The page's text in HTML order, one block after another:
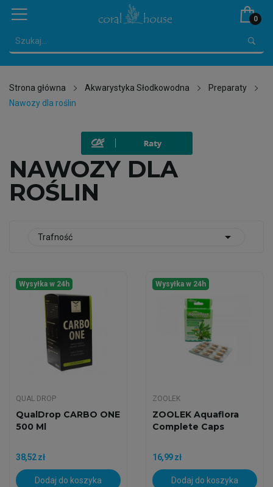
0
Strona główna Akwarystyka Słodkowodna
Preparaty
Nawozy dla roślin
NAWOZY DLA
ROŚLIN
Trafność 
Wysyłka w 24h
QUAL DROP
QualDrop CARBO ONE
500 Ml
38,52 zł
Dodaj do koszyka
Wysyłka w 24h
ZOOLEK
ZOOLEK Aquaflora
Complete Caps
16,99 zł
Dodaj do koszyka